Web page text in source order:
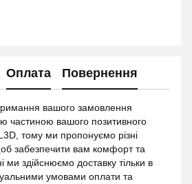
Оплата Повернення
вашого замовлення
частиною вашого позитивного
тому ми пропонуємо різні
забезпечити вам комфорт та
ми здійснюємо доставку тільки в
умовами оплати та